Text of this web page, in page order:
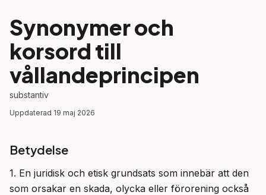
Synonymer och
korsord till
vållandeprincipen
substantiv
Uppdaterad 19 maj 2026
Betydelse
1. En juridisk och etisk grundsats som innebär att den
som orsakar en skada, olycka eller förorening också